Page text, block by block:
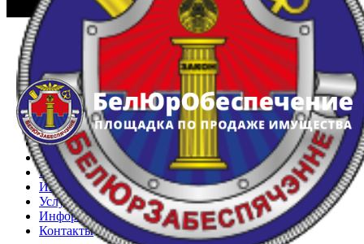
Главная
Арестованное имущество
Реестр несостоявшихся торгов
Реестр переоценок
Частное имущество
Государственное имущество
Интернет-магазин
Интернет-витрина
Услуги
Информация
Контакты